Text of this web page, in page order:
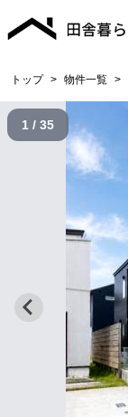
トップ > 物件一覧 >
1 / 35